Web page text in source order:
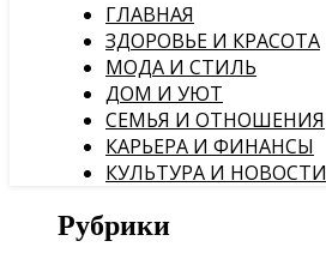
ГЛАВНАЯ
ЗДОРОВЬЕ И КРАСОТА
МОДА И СТИЛЬ
ДОМ И УЮТ
СЕМЬЯ И ОТНОШЕНИЯ
КАРЬЕРА И ФИНАНСЫ
КУЛЬТУРА И НОВОСТИ
Рубрики